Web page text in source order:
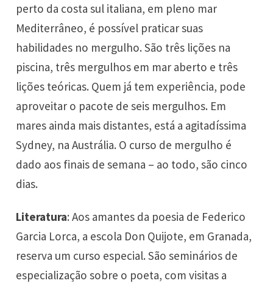
perto da costa sul italiana, em pleno mar
Mediterrâneo, é possível praticar suas
habilidades no mergulho. São três lições na
piscina, três mergulhos em mar aberto e três
lições teóricas. Quem já tem experiência, pode
aproveitar o pacote de seis mergulhos. Em
mares ainda mais distantes, está a agitadíssima
Sydney, na Austrália. O curso de mergulho é
dado aos finais de semana – ao todo, são cinco
dias.
Literatura: Aos amantes da poesia de Federico
Garcia Lorca, a escola Don Quijote, em Granada,
reserva um curso especial. São seminários de
especialização sobre o poeta, com visitas a